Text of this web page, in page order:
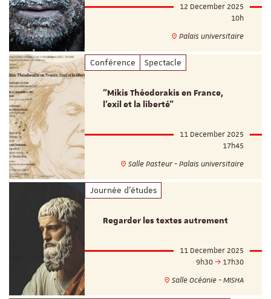
12 December 2025
10h
Palais universitaire
Conférence Spectacle
"Mikis Théodorakis en France,
l'exil et la liberté"
11 December 2025
17h45
Salle Pasteur - Palais universitaire
Journée d'études
Regarder les textes autrement
11 December 2025
9h30
17h30
Salle Océanie - MISHA